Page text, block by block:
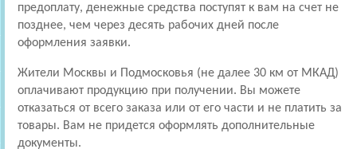
предоплату, денежные средства поступят к вам на счет не
позднее, чем через десять рабочих дней после
оформления заявки.
Жители Москвы и Подмосковья (не далее 30 км от МКАД)
оплачивают продукцию при получении. Вы можете
отказаться от всего заказа или от его части и не платить за
товары. Вам не придется оформлять дополнительные
документы.